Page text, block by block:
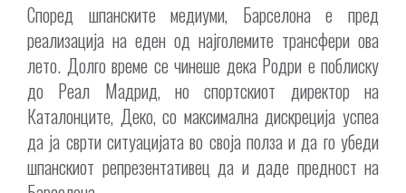
Според шпанските медиуми, Барселона е пред
реализација на еден од најголемите трансфери ова
лето. Долго време се чинеше дека Родри е поблиску
до Реал Мадрид, но спортскиот директор на
Каталонците, Деко, со максимална дискреција успеа
да ја сврти ситуацијата во своја полза и да го убеди
шпанскиот репрезентативец да и даде предност на